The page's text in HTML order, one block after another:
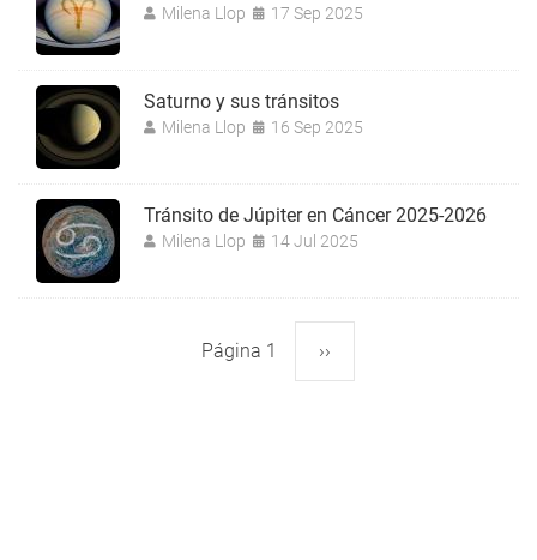
Milena Llop 17 Sep 2025
Saturno y sus tránsitos
Milena Llop 16 Sep 2025
Tránsito de Júpiter en Cáncer 2025-2026
Milena Llop 14 Jul 2025
Página 1 Siguiente
››